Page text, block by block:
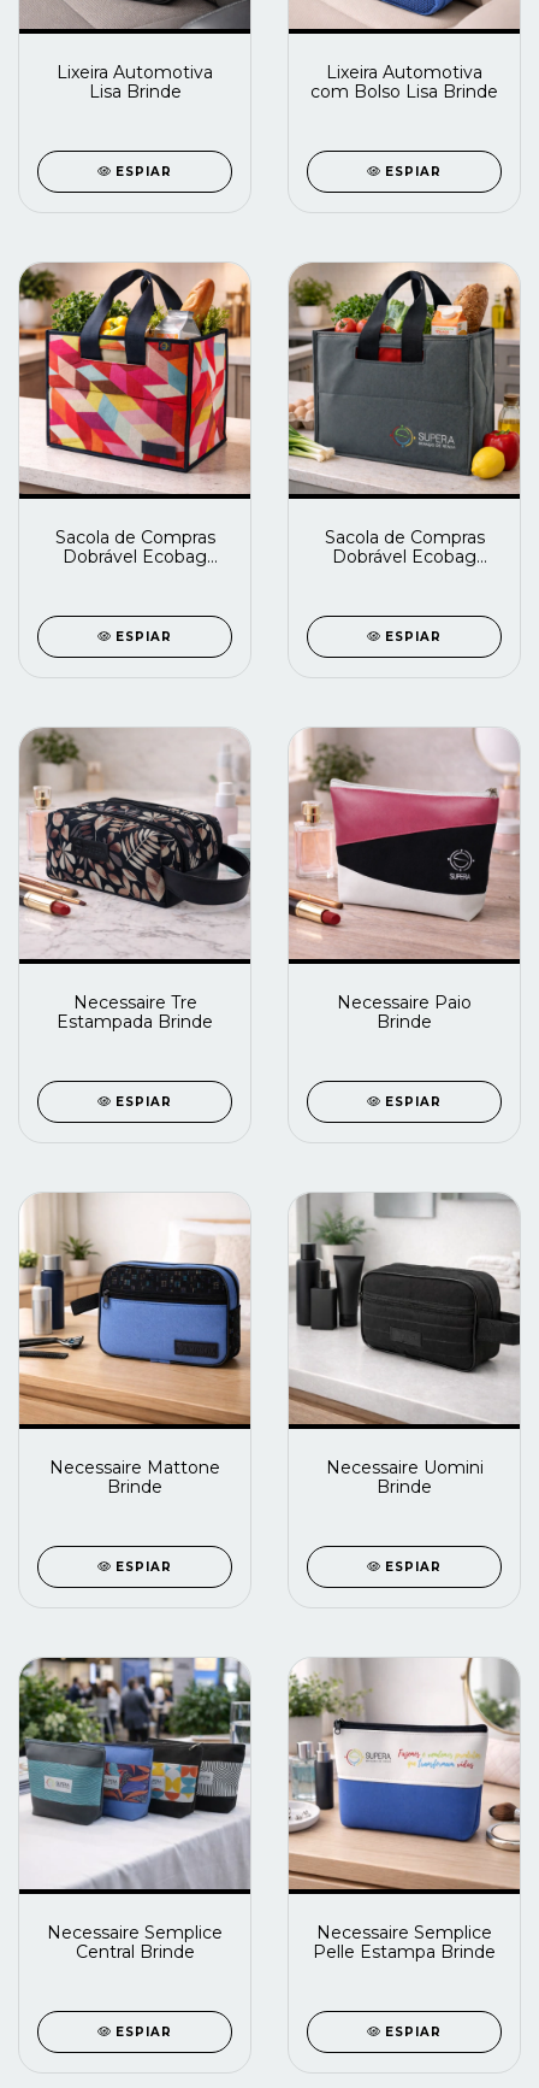
Lixeira Automotiva
Lisa Brinde
ESPIAR
Lixeira Automotiva
com Bolso Lisa Brinde
ESPIAR
Sacola de Compras
Dobrável Ecobag
ESPIAR
Sacola de Compras
Dobrável Ecobag
ESPIAR
Necessaire Tre
Estampada Brinde
ESPIAR
Necessaire Paio
Brinde
ESPIAR
Necessaire Mattone
Brinde
ESPIAR
Necessaire Uomini
Brinde
ESPIAR
Necessaire Semplice
Central Brinde
ESPIAR
Necessaire Semplice
Pelle Estampa Brinde
ESPIAR